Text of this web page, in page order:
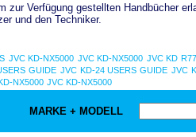
zur Verfügung gestellten Handbücher
und den Techniker.
JVC KD-NX5000 JVC KD-NX5000 JVC KD
GUIDE JVC KD-24 USERS GUIDE JVC
NX5000 JVC KD-NX5000
MARKE + MODELL